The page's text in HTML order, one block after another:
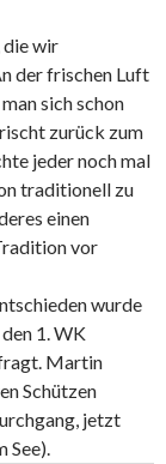
die wir
der frischen Luft
sich schon
zurück zum
jeder noch mal
traditionell zu
einen
vor
wurde
1. WK
Martin
Schützen
jetzt
See).